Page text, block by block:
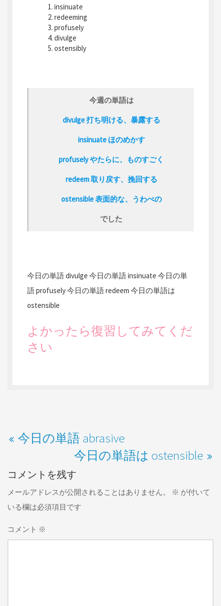
insinuate
redeeming
profusely
divulge
ostensibly
今週の単語は
divulge 打ち明ける、暴露する
insinuate ほのめかす
profusely やたらに、ものすごく
redeem 取り戻す、挽回する
ostensible 表面的な、うわべの
でした
今日の単語 divulge 今日の単語 insinuate 今日の単
語 profusely今日の単語 redeem 今日の単語は
ostensible
よかったら復習してみてくだ
さい
今日の単語 abrasive
今日の単語は ostensible
コメントを残す
メールアドレスが公開されることはありません。 ※ が付いて
いる欄は必須項目です
コメント ※